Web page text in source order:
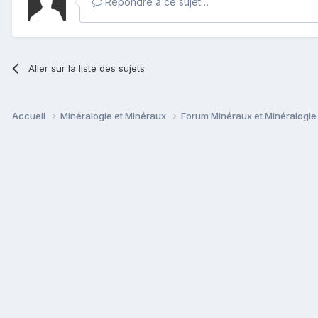
Aller sur la liste des sujets
Accueil Minéralogie et Minéraux Forum Minéraux et Minéralogie